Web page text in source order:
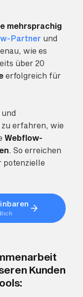
mehrsprachig
Partner und
wie es
über 20
erfolgreich für
erfahren, wie
Webflow-
. So erreichen
potenzielle
Kunden